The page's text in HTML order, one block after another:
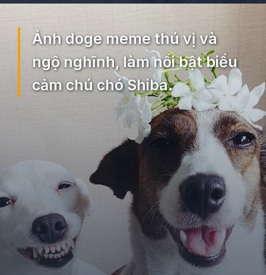
Ảnh doge meme thú vị và
ngộ nghĩnh, làm nổi bật biểu
cảm chú chó Shiba.